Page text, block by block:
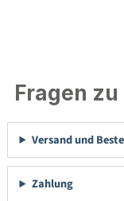
Fragen zu
Versand und
Zahlung